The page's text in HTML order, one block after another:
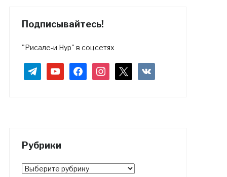
Подписывайтесь!
"Рисале-и Нур" в соцсетях
telegramyoutubefacebookinstagram vkontakte
Рубрики
Рубрики